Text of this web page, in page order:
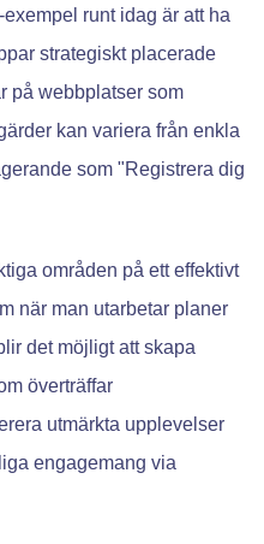
runt idag är att ha
strategiskt placerade
på webbplatser som
kan variera från enkla
som "Registrera dig
områden på ett effektivt
när man utarbetar planer
det möjligt att skapa
överträffar
utmärkta upplevelser
engagemang via